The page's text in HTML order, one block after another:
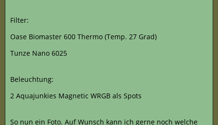
Filter:
Oase Biomaster 600 Thermo (Temp. 27 Grad)
Tunze Nano 6025
Beleuchtung:
2 Aquajunkies Magnetic WRGB als Spots
So nun ein Foto. Auf Wunsch kann ich gerne noch welche